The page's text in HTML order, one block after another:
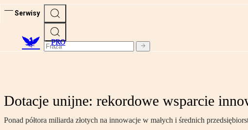
Serwisy
PRO
Dotacje unijne: rekordowe wsparcie
Ponad półtora miliarda złotych na innowacje w małych i średnich